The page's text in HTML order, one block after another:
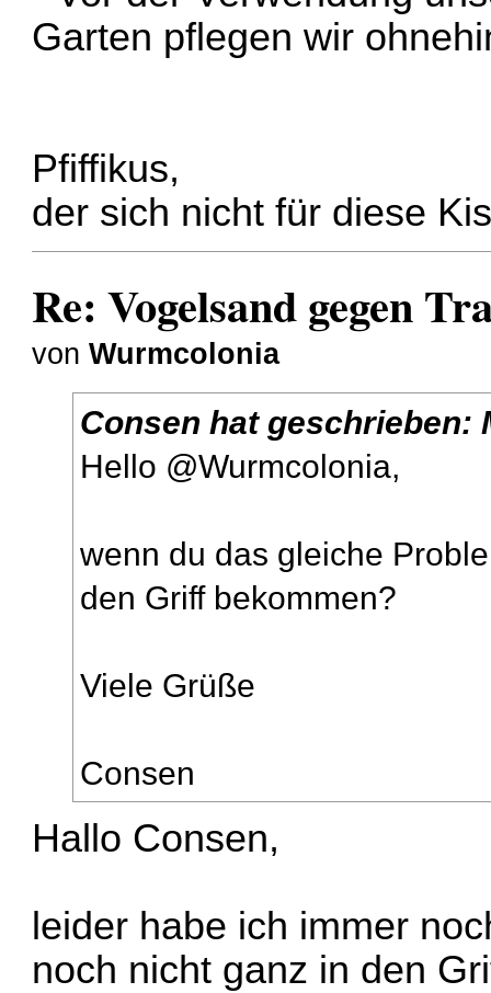
Garten pflegen wir
Pfiffikus,
der sich nicht für diese
Re: Vogelsand gegen
vonWurmcolonia
Consen hat geschrieben:
Hello @Wurmcolonia,
wenn du das gleiche
den Griff bekommen?
Viele Grüße
Consen
Hallo Consen,
leider habe ich immer
noch nicht ganz in den